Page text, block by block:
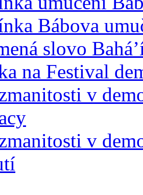
Bábova
slovo
na Festival
v
v